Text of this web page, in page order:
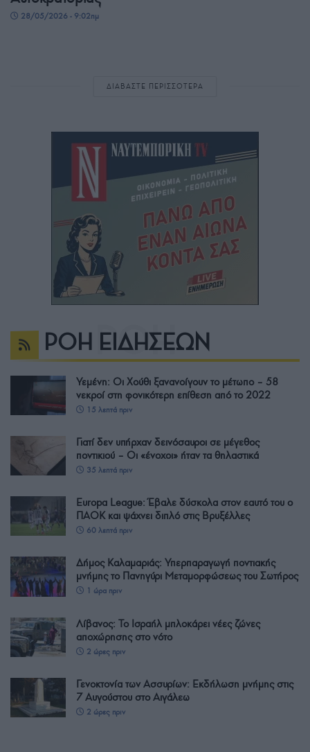
28/05/2026 - 9:02πμ
ΔΙΑΒΑΣΤΕ ΠΕΡΙΣΣΟΤΕΡΑ
ΡΟΗ ΕΙΔΗΣΕΩΝ
Υεμένη: Οι Χούθι ξανανοίγουν το μέτωπο – 58
νεκροί στη φονικότερη επίθεση από το 2022
15 λεπτά πριν
Γιατί δεν υπήρχαν δεινόσαυροι σε μέγεθος
ποντικιού – Οι «ένοχοι» ήταν τα θηλαστικά
35 λεπτά πριν
Europa League: Έβαλε δύσκολα στον εαυτό του ο
ΠΑΟΚ και ψάχνει διπλό στις Βρυξέλλες
60 λεπτά πριν
Δήμος Καλαμαριάς: Υπερπαραγωγή ποντιακής
μνήμης το Πανηγύρι Μεταμορφώσεως του Σωτήρος
1 ώρα πριν
Λίβανος: Το Ισραήλ μπλοκάρει νέες ζώνες
αποχώρησης στο νότο
2 ώρες πριν
Γενοκτονία των Ασσυρίων: Εκδήλωση μνήμης στις
7 Αυγούστου στο Αιγάλεω
2 ώρες πριν